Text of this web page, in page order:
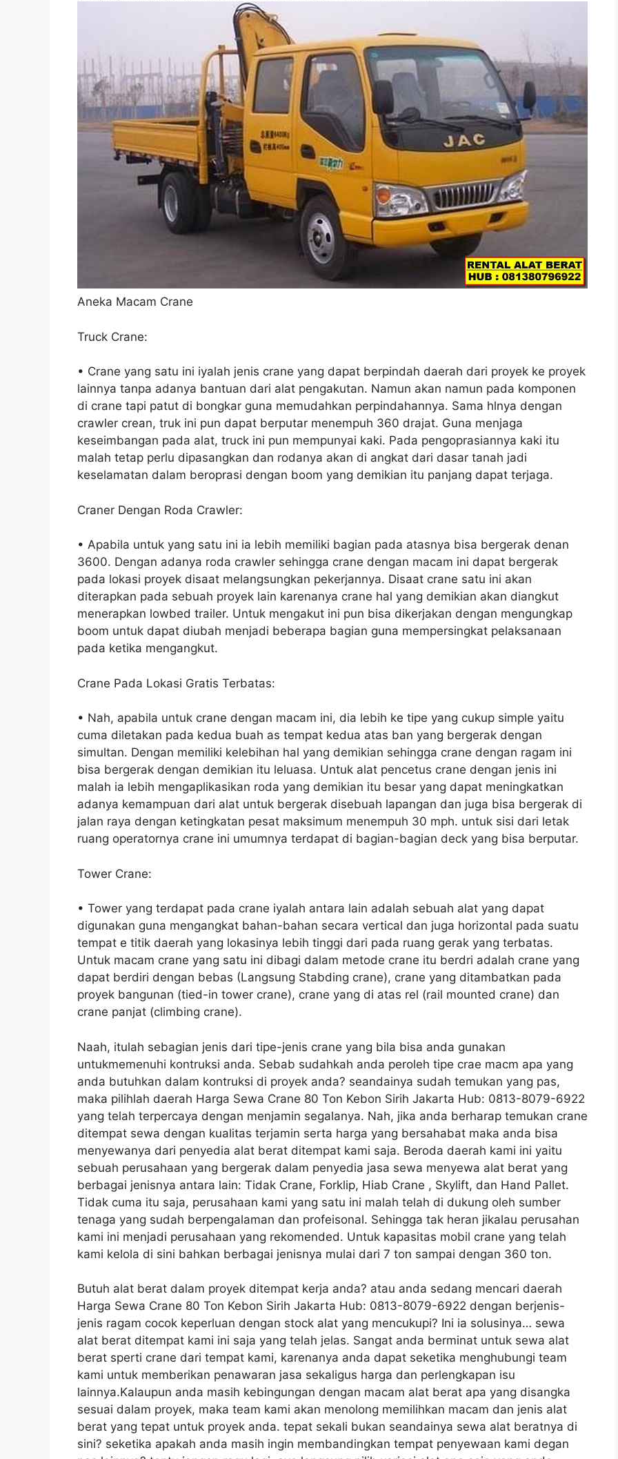
Aneka Macam Crane
Truck Crane:
• Crane yang satu ini iyalah jenis crane yang dapat berpindah daerah dari proyek ke proyek
lainnya tanpa adanya bantuan dari alat pengakutan. Namun akan namun pada komponen
di crane tapi patut di bongkar guna memudahkan perpindahannya. Sama hlnya dengan
crawler crean, truk ini pun dapat berputar menempuh 360 drajat. Guna menjaga
keseimbangan pada alat, truck ini pun mempunyai kaki. Pada pengoprasiannya kaki itu
malah tetap perlu dipasangkan dan rodanya akan di angkat dari dasar tanah jadi
keselamatan dalam beroprasi dengan boom yang demikian itu panjang dapat terjaga.
Craner Dengan Roda Crawler:
• Apabila untuk yang satu ini ia lebih memiliki bagian pada atasnya bisa bergerak denan
3600. Dengan adanya roda crawler sehingga crane dengan macam ini dapat bergerak
pada lokasi proyek disaat melangsungkan pekerjannya. Disaat crane satu ini akan
diterapkan pada sebuah proyek lain karenanya crane hal yang demikian akan diangkut
menerapkan lowbed trailer. Untuk mengakut ini pun bisa dikerjakan dengan mengungkap
boom untuk dapat diubah menjadi beberapa bagian guna mempersingkat pelaksanaan
pada ketika mengangkut.
Crane Pada Lokasi Gratis Terbatas:
• Nah, apabila untuk crane dengan macam ini, dia lebih ke tipe yang cukup simple yaitu
cuma diletakan pada kedua buah as tempat kedua atas ban yang bergerak dengan
simultan. Dengan memiliki kelebihan hal yang demikian sehingga crane dengan ragam ini
bisa bergerak dengan demikian itu leluasa. Untuk alat pencetus crane dengan jenis ini
malah ia lebih mengaplikasikan roda yang demikian itu besar yang dapat meningkatkan
adanya kemampuan dari alat untuk bergerak disebuah lapangan dan juga bisa bergerak di
jalan raya dengan ketingkatan pesat maksimum menempuh 30 mph. untuk sisi dari letak
ruang operatornya crane ini umumnya terdapat di bagian-bagian deck yang bisa berputar.
Tower Crane:
• Tower yang terdapat pada crane iyalah antara lain adalah sebuah alat yang dapat
digunakan guna mengangkat bahan-bahan secara vertical dan juga horizontal pada suatu
tempat e titik daerah yang lokasinya lebih tinggi dari pada ruang gerak yang terbatas.
Untuk macam crane yang satu ini dibagi dalam metode crane itu berdri adalah crane yang
dapat berdiri dengan bebas (Langsung Stabding crane), crane yang ditambatkan pada
proyek bangunan (tied-in tower crane), crane yang di atas rel (rail mounted crane) dan
crane panjat (climbing crane).
Naah, itulah sebagian jenis dari tipe-jenis crane yang bila bisa anda gunakan
untukmemenuhi kontruksi anda. Sebab sudahkah anda peroleh tipe crae macm apa yang
anda butuhkan dalam kontruksi di proyek anda? seandainya sudah temukan yang pas,
maka pilihlah daerah Harga Sewa Crane 80 Ton Kebon Sirih Jakarta Hub: 0813-8079-6922
yang telah terpercaya dengan menjamin segalanya. Nah, jika anda berharap temukan crane
ditempat sewa dengan kualitas terjamin serta harga yang bersahabat maka anda bisa
menyewanya dari penyedia alat berat ditempat kami saja. Beroda daerah kami ini yaitu
sebuah perusahaan yang bergerak dalam penyedia jasa sewa menyewa alat berat yang
berbagai jenisnya antara lain: Tidak Crane, Forklip, Hiab Crane , Skylift, dan Hand Pallet.
Tidak cuma itu saja, perusahaan kami yang satu ini malah telah di dukung oleh sumber
tenaga yang sudah berpengalaman dan profeisonal. Sehingga tak heran jikalau perusahan
kami ini menjadi perusahaan yang rekomended. Untuk kapasitas mobil crane yang telah
kami kelola di sini bahkan berbagai jenisnya mulai dari 7 ton sampai dengan 360 ton.
Butuh alat berat dalam proyek ditempat kerja anda? atau anda sedang mencari daerah
Harga Sewa Crane 80 Ton Kebon Sirih Jakarta Hub: 0813-8079-6922 dengan berjenis-
jenis ragam cocok keperluan dengan stock alat yang mencukupi? Ini ia solusinya… sewa
alat berat ditempat kami ini saja yang telah jelas. Sangat anda berminat untuk sewa alat
berat sperti crane dari tempat kami, karenanya anda dapat seketika menghubungi team
kami untuk memberikan penawaran jasa sekaligus harga dan perlengkapan isu
lainnya.Kalaupun anda masih kebingungan dengan macam alat berat apa yang disangka
sesuai dalam proyek, maka team kami akan menolong memilihkan macam dan jenis alat
berat yang tepat untuk proyek anda. tepat sekali bukan seandainya sewa alat beratnya di
sini? seketika apakah anda masih ingin membandingkan tempat penyewaan kami degan